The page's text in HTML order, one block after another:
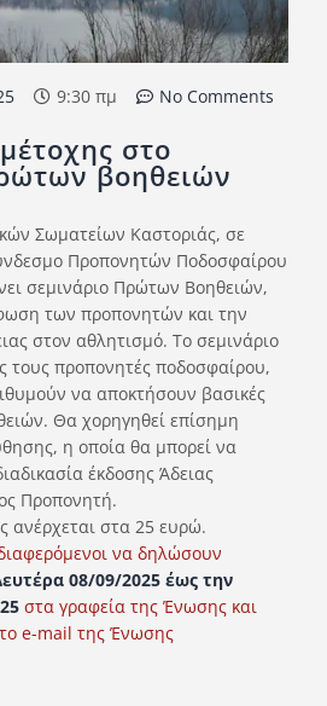
9:30 πμ No Comments
στο
βοηθειών
Σωματείων Καστοριάς, σε
Προπονητών Ποδοσφαίρου
σεμινάριο Πρώτων Βοηθειών,
των προπονητών και την
στον αθλητισμό. Το σεμινάριο
τους προπονητές ποδοσφαίρου,
να αποκτήσουν βασικές
Θα χορηγηθεί επίσημη
η οποία θα μπορεί να
έκδοσης Άδειας
Προπονητή.
ανέρχεται στα 25 ευρώ.
να δηλώσουν
08/09/2025 έως την
στα γραφεία της Ένωσης και
e-mail της Ένωσης